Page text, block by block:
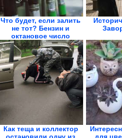
Что будет, если залить
не тот? Бензин и
октановое число
Как теща и коллектор